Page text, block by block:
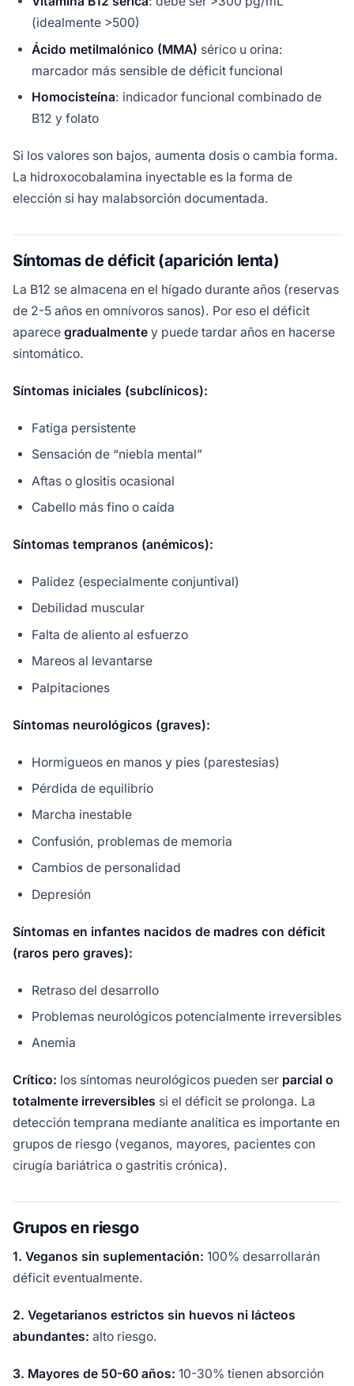
(idealmente >500)
Ácido metilmalónico (MMA) sérico u orina:
marcador más sensible de déficit funcional
Homocisteína: indicador funcional combinado de
B12 y folato
Si los valores son bajos, aumenta dosis o cambia forma.
La hidroxocobalamina inyectable es la forma de
elección si hay malabsorción documentada.
Síntomas de déficit (aparición lenta)
La B12 se almacena en el hígado durante años (reservas
de 2-5 años en omnívoros sanos). Por eso el déficit
aparece gradualmente y puede tardar años en hacerse
sintomático.
Síntomas iniciales (subclínicos):
Fatiga persistente
Sensación de “niebla mental”
Aftas o glositis ocasional
Cabello más fino o caída
Síntomas tempranos (anémicos):
Palidez (especialmente conjuntival)
Debilidad muscular
Falta de aliento al esfuerzo
Mareos al levantarse
Palpitaciones
Síntomas neurológicos (graves):
Hormigueos en manos y pies (parestesias)
Pérdida de equilibrio
Marcha inestable
Confusión, problemas de memoria
Cambios de personalidad
Depresión
Síntomas en infantes nacidos de madres con déficit
(raros pero graves):
Retraso del desarrollo
Problemas neurológicos potencialmente irreversibles
Anemia
Crítico: los síntomas neurológicos pueden ser parcial o
totalmente irreversibles si el déficit se prolonga. La
detección temprana mediante analítica es importante en
grupos de riesgo (veganos, mayores, pacientes con
cirugía bariátrica o gastritis crónica).
Grupos en riesgo
1. Veganos sin suplementación: 100% desarrollarán
déficit eventualmente.
2. Vegetarianos estrictos sin huevos ni lácteos
abundantes: alto riesgo.
3. Mayores de 50-60 años: 10-30% tienen absorción